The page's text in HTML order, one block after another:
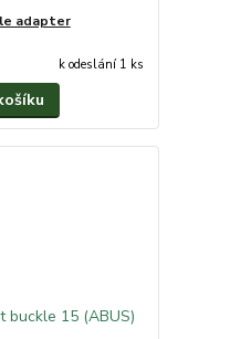
adapter
k odeslání 1 ks